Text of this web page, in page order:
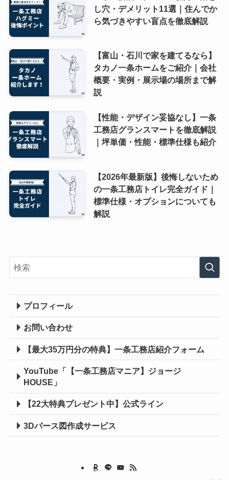
し穴・デメリット11選｜住んでか
ら気づきやすい盲点を徹底解説
【富山・石川で家を建てるなら】
タカノ一条ホームをご紹介｜会社
概要・実例・展示場の場所まで解
説
【性能・デザイン妥協なし】一条
工務店グランスマートを徹底解説
｜坪単価・性能・標準仕様も紹介
【2026年最新版】後悔しないため
の一条工務店トイレ完全ガイド｜
標準仕様・オプションについても
解説
プロフィール
お問い合わせ
【最大35万円分の特典】一条工務店紹介フォーム
YouTube「【一条工務店マニア】ジョージ
HOUSE」
【22大特典プレゼント中】公式ライン
3Dパース図作成サービス